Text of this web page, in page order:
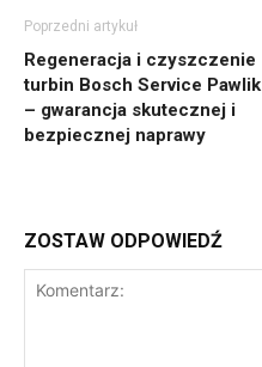
Poprzedni artykuł
Regeneracja i czyszczenie
turbin Bosch Service Pawlik
– gwarancja skutecznej i
bezpiecznej naprawy
ZOSTAW ODPOWIEDŹ